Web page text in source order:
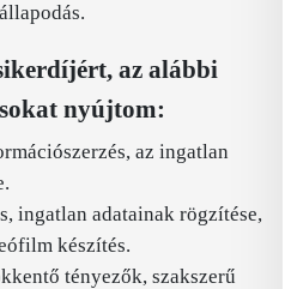
az alábbi
nyújtom:
az ingatlan
ingatlan adatainak rögzítése,
készítés.
tényezők, szakszerű